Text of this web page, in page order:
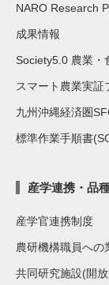
NARO Research
成果情報
Society5.0 農業・
スマート農業実証
九州沖縄経済圏
標準作業手順書
産学連携・品
産学官連携制度
農研機構職員への
共同研究施設(開